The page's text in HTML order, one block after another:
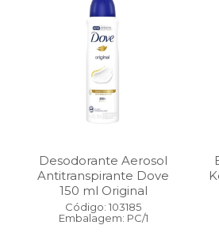
Desodorante Aerosol
Antitranspirante Dove
150 ml Original
Código: 103185
Embalagem: PC/1